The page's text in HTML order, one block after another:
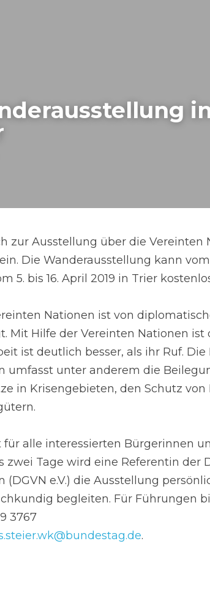
zur Ausstellung über die Vereinten
Die Wanderausstellung kann
5. bis 16. April 2019 in Trier
Nationen ist von
Mit Hilfe der Vereinten Nationen
ist deutlich besser, als ihr Ruf.
umfasst unter anderem die
in Krisengebieten, den Schutz
für alle interessierten Bürgerinnen
zwei Tage wird eine Referentin der
(DGVN e.V.) die Ausstellung
begleiten. Für Führungen
3767
.